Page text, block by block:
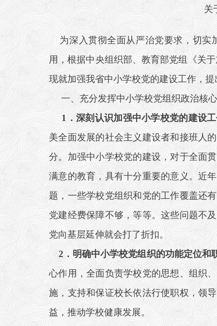
关
为深入贯彻全面从严治党要求，切实
用，根据中央组织部、教育部党组《关
现就加强我省中小学校党的建设工作，
一、充分发挥中小学校党组织政治核
1．深刻认识加强中小学校党的建设
美全面发展的社会主义建设者和接班人
分。加强中小学校党的建设，对于全面
满意的教育，具有十分重要的意义。近
题，一些学校党组织和党的工作覆盖还
党建经费保障不够，等等。这些问题不
党向基层延伸就会打了折扣。
2．明确中小学校党组织的功能定位和
心作用，全面负责学校党的思想、组织
施，支持和保证校长依法行使职权，领
益，推动学校健康发展。